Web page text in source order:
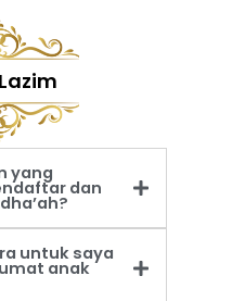
yang
dan
untuk saya
anak